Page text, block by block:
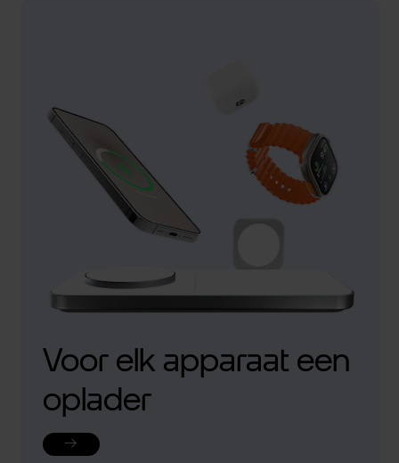
Voor elk apparaat een
oplader